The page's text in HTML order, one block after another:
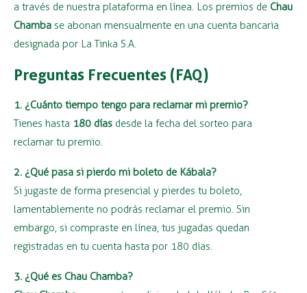
a través de nuestra plataforma en línea. Los premios de Chau
Chamba se abonan mensualmente en una cuenta bancaria
designada por La Tinka S.A.
Preguntas Frecuentes (FAQ)
1. ¿Cuánto tiempo tengo para reclamar mi premio?
Tienes hasta 180 días desde la fecha del sorteo para
reclamar tu premio.
2. ¿Qué pasa si pierdo mi boleto de Kábala?
Si jugaste de forma presencial y pierdes tu boleto,
lamentablemente no podrás reclamar el premio. Sin
embargo, si compraste en línea, tus jugadas quedan
registradas en tu cuenta hasta por 180 días.
3. ¿Qué es Chau Chamba?